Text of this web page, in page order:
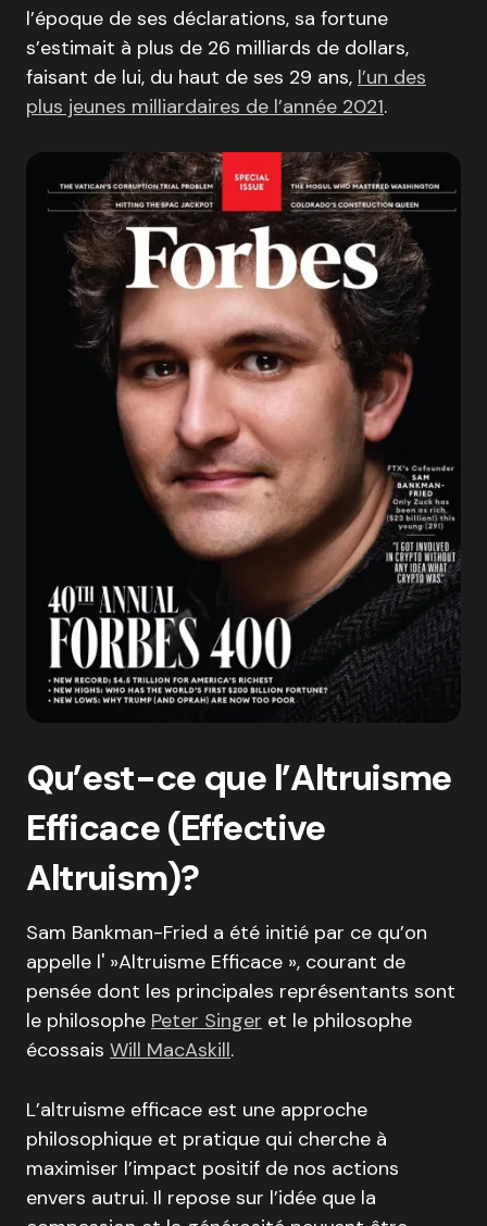
l’époque de ses déclarations, sa fortune
s’estimait à plus de 26 milliards de dollars,
faisant de lui, du haut de ses 29 ans, l’un des
plus jeunes milliardaires de l’année 2021.
Qu’est-ce que l’Altruisme
Efficace (Effective
Altruism)?
Sam Bankman-Fried a été initié par ce qu’on
appelle l' »Altruisme Efficace », courant de
pensée dont les principales représentants sont
le philosophe Peter Singer et le philosophe
écossais Will MacAskill.
L’altruisme efficace est une approche
philosophique et pratique qui cherche à
maximiser l’impact positif de nos actions
envers autrui. Il repose sur l’idée que la